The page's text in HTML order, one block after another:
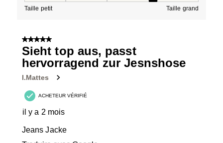
Taille petit Taille grand
5 sur 5 étoiles.
Sieht top aus, passt
hervorragend zur Jesnshose
I.Mattes
ACHETEUR VÉRIFIÉ
il y a 2 mois
Jeans Jacke